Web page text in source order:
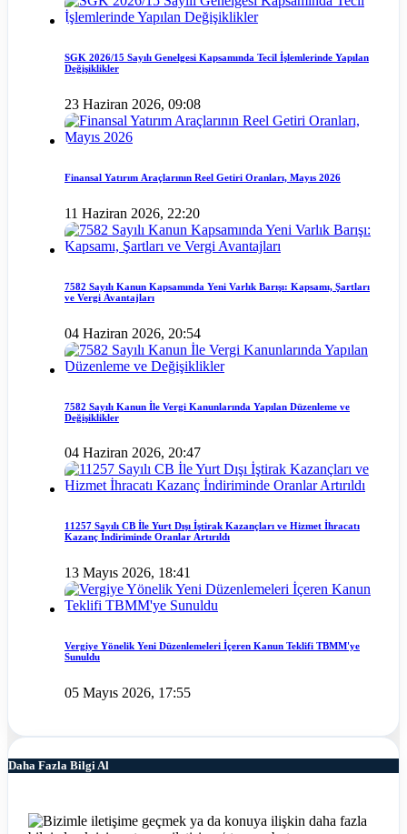
SGK 2026/15 Sayılı Genelgesi Kapsamında Tecil İşlemlerinde Yapılan
Değişiklikler
23 Haziran 2026, 09:08
Finansal Yatırım Araçlarının Reel Getiri Oranları, Mayıs 2026
11 Haziran 2026, 22:20
7582 Sayılı Kanun Kapsamında Yeni Varlık Barışı: Kapsamı, Şartları
ve Vergi Avantajları
04 Haziran 2026, 20:54
7582 Sayılı Kanun İle Vergi Kanunlarında Yapılan Düzenleme ve
Değişiklikler
04 Haziran 2026, 20:47
11257 Sayılı CB İle Yurt Dışı İştirak Kazançları ve Hizmet İhracatı
Kazanç İndiriminde Oranlar Artırıldı
13 Mayıs 2026, 18:41
Vergiye Yönelik Yeni Düzenlemeleri İçeren Kanun Teklifi TBMM'ye
Sunuldu
05 Mayıs 2026, 17:55
Daha Fazla Bilgi Al